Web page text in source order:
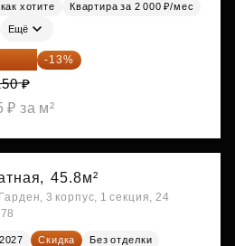
хотите
Квартира за 2 000 ₽/мес
Ещё
₽ -13%
₽
₽ за м²
45.8м²
3 корпус, 1 секция, 24
Скидка
Без отделки